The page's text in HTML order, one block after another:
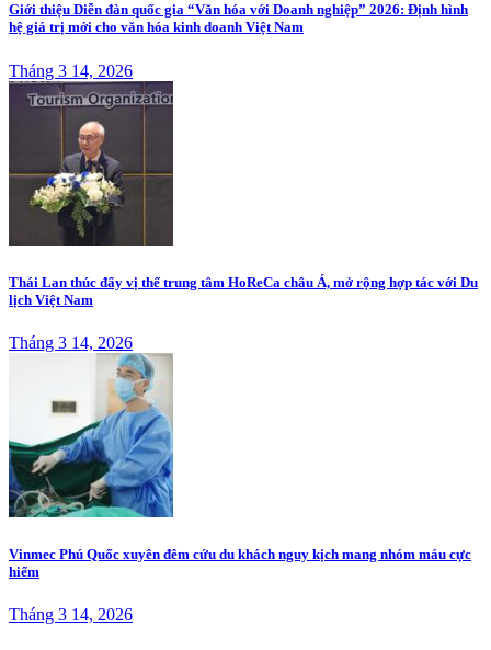
Giới thiệu Diễn đàn quốc gia “Văn hóa với Doanh nghiệp” 2026: Định hình
hệ giá trị mới cho văn hóa kinh doanh Việt Nam
Tháng 3 14, 2026
Thái Lan thúc đẩy vị thế trung tâm HoReCa châu Á, mở rộng hợp tác với Du
lịch Việt Nam
Tháng 3 14, 2026
Vinmec Phú Quốc xuyên đêm cứu du khách nguy kịch mang nhóm máu cực
hiếm
Tháng 3 14, 2026